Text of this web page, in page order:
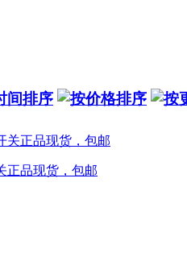
正品现货，包邮